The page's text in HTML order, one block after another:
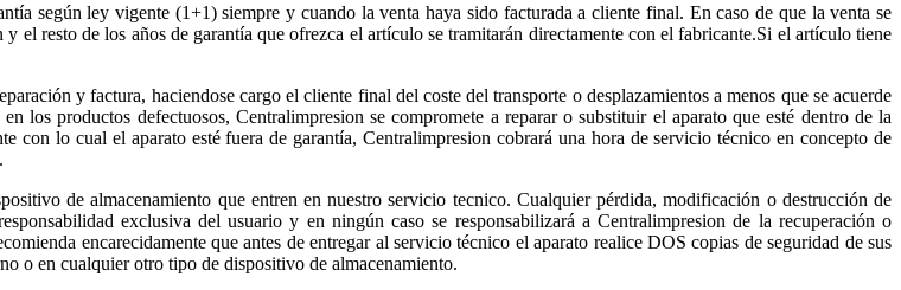
según ley vigente (1+1) siempre y cuando la venta haya sido facturada a cliente final. En caso de que la venta se
el resto de los años de garantía que ofrezca el artículo se tramitarán directamente con el fabricante.Si el artículo tiene
y factura, haciendose cargo el cliente final del coste del transporte o desplazamientos a menos que se acuerde
los productos defectuosos, Centralimpresion se compromete a reparar o substituir el aparato que esté dentro de la
con lo cual el aparato esté fuera de garantía, Centralimpresion cobrará una hora de servicio técnico en concepto de
de almacenamiento que entren en nuestro servicio tecnico. Cualquier pérdida, modificación o destrucción de
exclusiva del usuario y en ningún caso se responsabilizará a Centralimpresion de la recuperación o
encarecidamente que antes de entregar al servicio técnico el aparato realice DOS copias de seguridad de sus
o en cualquier otro tipo de dispositivo de almacenamiento.